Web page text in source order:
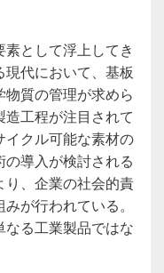
として浮上してき
代において、基板
質の管理が求めら
工程が注目されて
イクル可能な素材の
導入が検討される
り、企業の社会的責
が行われている。
る工業製品ではな